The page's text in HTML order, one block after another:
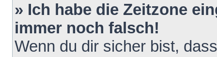
» Ich habe die Zeitzone
immer noch falsch!
Wenn du dir sicher bist,